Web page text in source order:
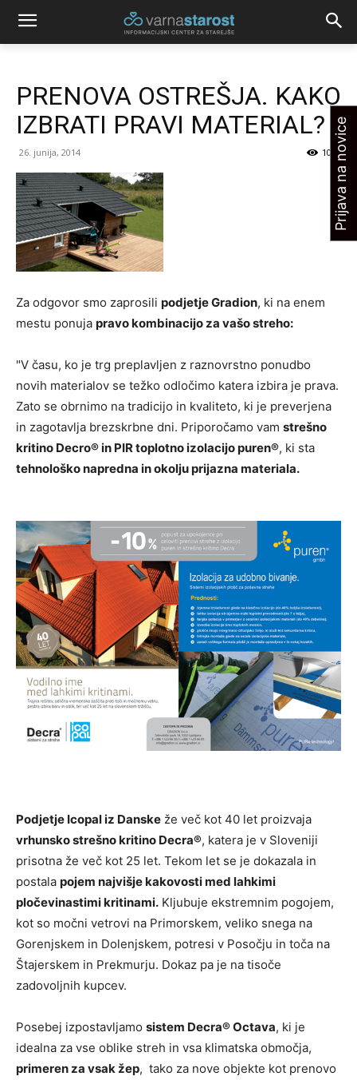
PRENOVA OSTREŠJA. KAKO
IZBRATI PRAVI MATERIAL?
26. junija, 2014 1007
Za odgovor smo zaprosili podjetje Gradion, ki na enem
mestu ponuja pravo kombinacijo za vašo streho:
"V času, ko je trg preplavljen z raznovrstno ponudbo
novih materialov se težko odločimo katera izbira je prava.
Zato se obrnimo na tradicijo in kvaliteto, ki je preverjena
in zagotavlja brezskrbne dni. Priporočamo vam strešno
kritino Decro® in PIR toplotno izolacijo puren®, ki sta
tehnološko napredna in okolju prijazna materiala.
Podjetje Icopal iz Danske že več kot 40 let proizvaja
vrhunsko strešno kritino Decra®, katera je v Sloveniji
prisotna že več kot 25 let. Tekom let se je dokazala in
postala pojem najvišje kakovosti med lahkimi
pločevinastimi kritinami. Kljubuje ekstremnim pogojem,
kot so močni vetrovi na Primorskem, veliko snega na
Gorenjskem in Dolenjskem, potresi v Posočju in toča na
Štajerskem in Prekmurju. Dokaz pa je na tisoče
zadovoljnih kupcev.
Posebej izpostavljamo sistem Decra® Octava, ki je
idealna za vse oblike streh in vsa klimatska območja,
primeren za vsak žep, tako za nove objekte kot prenovo
Prijava na novice